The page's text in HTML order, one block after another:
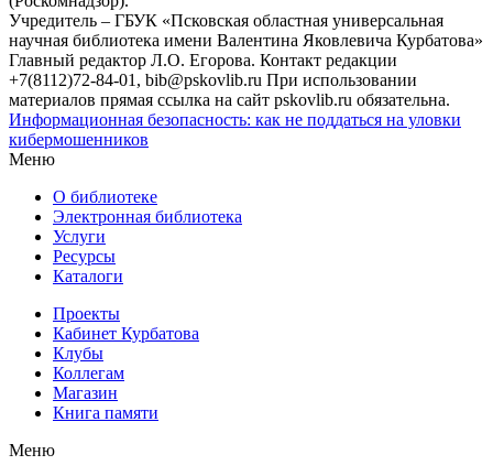
Учредитель – ГБУК «Псковская областная универсальная
научная библиотека имени Валентина Яковлевича Курбатова»
Главный редактор Л.О. Егорова. Контакт редакции
+7(8112)72-84-01, bib@pskovlib.ru При использовании
материалов прямая ссылка на сайт pskovlib.ru обязательна.
Информационная безопасность: как не поддаться на уловки
кибермошенников
Меню
О библиотеке
Электронная библиотека
Услуги
Ресурсы
Каталоги
Проекты
Кабинет Курбатова
Клубы
Коллегам
Магазин
Книга памяти
Меню